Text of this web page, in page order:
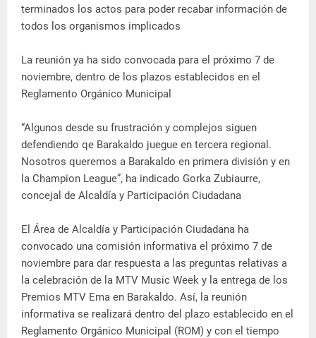
terminados los actos para poder recabar información de
todos los organismos implicados
La reunión ya ha sido convocada para el próximo 7 de
noviembre, dentro de los plazos establecidos en el
Reglamento Orgánico Municipal
“Algunos desde su frustración y complejos siguen
defendiendo qe Barakaldo juegue en tercera regional.
Nosotros queremos a Barakaldo en primera división y en
la Champion League”, ha indicado Gorka Zubiaurre,
concejal de Alcaldía y Participación Ciudadana
El Área de Alcaldía y Participación Ciudadana ha
convocado una comisión informativa el próximo 7 de
noviembre para dar respuesta a las preguntas relativas a
la celebración de la MTV Music Week y la entrega de los
Premios MTV Ema en Barakaldo. Así, la reunión
informativa se realizará dentro del plazo establecido en el
Reglamento Orgánico Municipal (ROM) y con el tiempo